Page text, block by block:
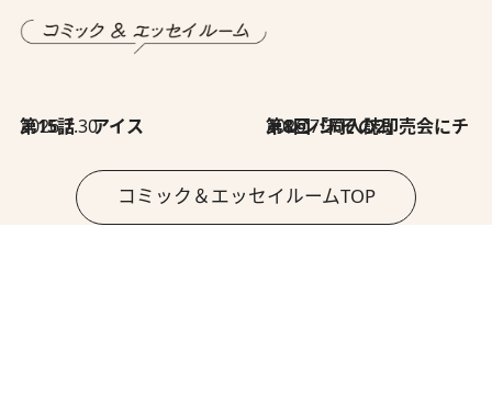
2026.7.30
第15話 アイス 2026.7.30
第8回「同人誌即売会にチャレンジ その2」
コミック＆エッセイルームTOP